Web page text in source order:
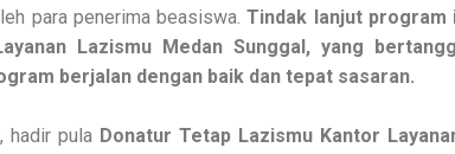
para penerima beasiswa.Tindak lanjut program
Lazismu Medan Sunggal, yang
berjalan dengan baik dan tepat sasaran.
hadir pula Donatur Tetap Lazismu Kantor